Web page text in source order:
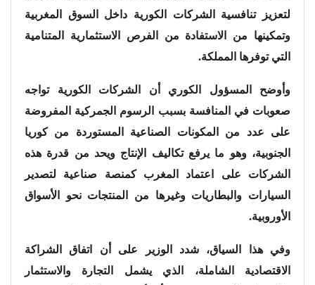
لتعزيز تنافسية الشركات الكورية داخل السوق المغربية
وتمكينها من الاستفادة من الفرص الاستثمارية المتنامية
التي توفرها المملكة.
وأوضح المسؤول الكوري أن الشركات الكورية تواجه
صعوبات في المنافسة بسبب الرسوم الجمركية المفروضة
على عدد من المكونات الصناعية المستوردة من كوريا
الجنوبية، وهو ما يرفع تكاليف الإنتاج ويحد من قدرة هذه
الشركات على اعتماد المغرب كمنصة صناعية لتصدير
السيارات والبطاريات وغيرها من المنتجات نحو الأسواق
الأوروبية.
وفي هذا السياق، شدد الوزير على أن اتفاق الشراكة
الاقتصادية الشاملة، الذي يشمل التجارة والاستثمار